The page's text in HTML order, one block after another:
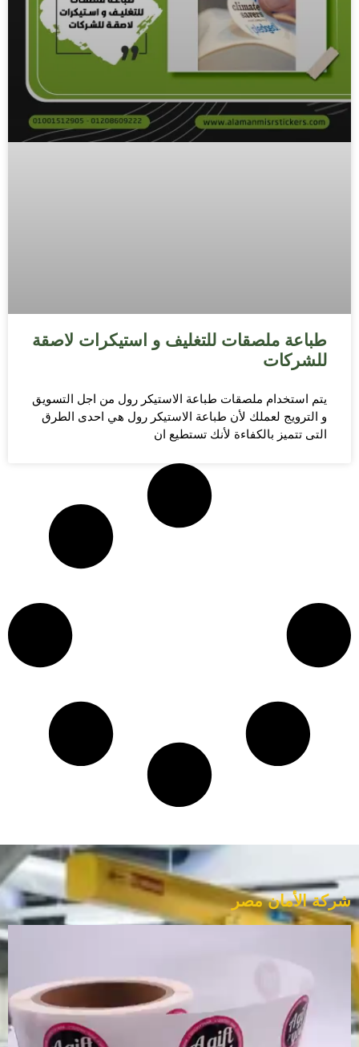
طباعة ملصقات للتغليف و استيكرات لاصقة
للشركات
يتم استخدام ملصقات طباعة الاستيكر رول من اجل التسويق
و الترويج لعملك لأن طباعة الاستيكر رول هي احدى الطرق
التى تتميز بالكفاءة لأنك تستطيع ان
شركة الأمان مصر